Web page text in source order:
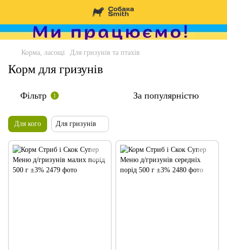
Корма, ласощі Для гризунів та птахів
Корм для гризунів
Фільтр 1 За популярністю
Для кого Для гризунів